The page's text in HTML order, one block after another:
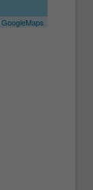
GoogleMaps